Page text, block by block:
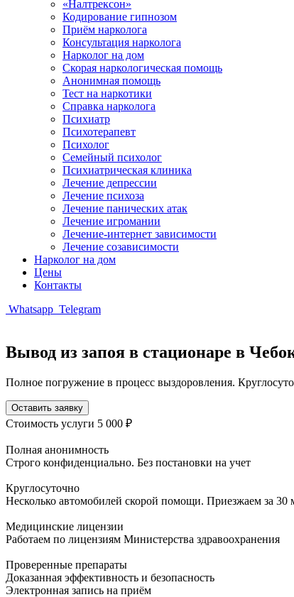
«Налтрексон»
Кодирование гипнозом
Приём нарколога
Консультация нарколога
Нарколог на дом
Скорая наркологическая помощь
Анонимная помощь
Тест на наркотики
Справка нарколога
Психиатр
Психотерапевт
Психолог
Семейный психолог
Психиатрическая клиника
Лечение депрессии
Лечение психоза
Лечение панических атак
Лечение игромании
Лечение-интернет зависимости
Лечение созависимости
Нарколог на дом
Цены
Контакты
Whatsapp Telegram
Вывод из запоя в стационаре в
Полное погружение в процесс выздоровления.
Оставить заявку
Стоимость услуги 5 000 ₽
Полная анонимность
Строго конфиденциально. Без постановки на учет
Круглосуточно
Несколько автомобилей скорой помощи. Приезжаем за 30
Медицинские лицензии
Работаем по лицензиям Министерства здравоохранения
Проверенные препараты
Доказанная эффективность и безопасность
Электронная запись на приём